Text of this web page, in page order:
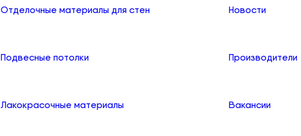
Отделочные материалы для стен
Подвесные потолки
Лакокрасочные материалы
Новости
Производители
Вакансии